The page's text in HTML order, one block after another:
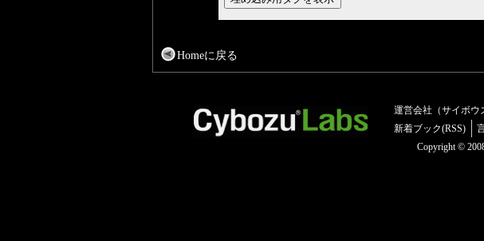
Homeに戻る
運営会社（サイボウ
新着ブック(RSS)
Copyright ©